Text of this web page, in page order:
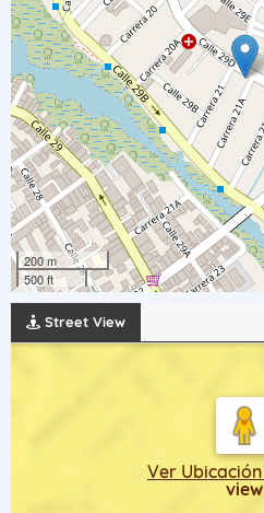
200 m
500 ft
Street View
Ver Ubicación
view